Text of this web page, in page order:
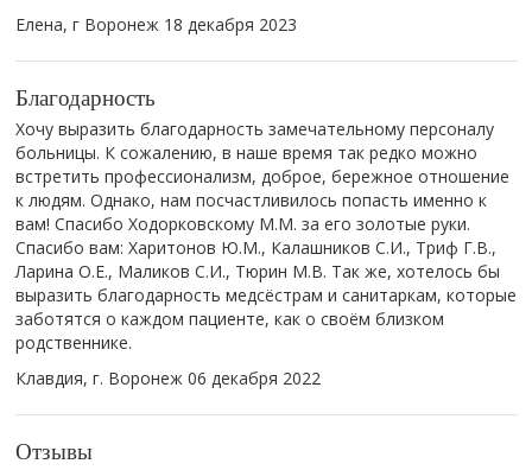
Елена, г Воронеж18 декабря 2023
Благодарность
Хочу выразить благодарность замечательному персоналу
больницы. К сожалению, в наше время так редко можно
встретить профессионализм, доброе, бережное отношение
к людям. Однако, нам посчастливилось попасть именно к
вам! Спасибо Ходорковскому М.М. за его золотые руки.
Спасибо вам: Харитонов Ю.М., Калашников С.И., Триф Г.В.,
Ларина О.Е., Маликов С.И., Тюрин М.В. Так же, хотелось бы
выразить благодарность медсёстрам и санитаркам, которые
заботятся о каждом пациенте, как о своём близком
родственнике.
Клавдия, г. Воронеж06 декабря 2022
Отзывы